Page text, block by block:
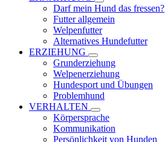
Darf mein Hund das fressen?
Futter allgemein
Welpenfutter
Alternatives Hundefutter
ERZIEHUNG
Grunderziehung
Welpenerziehung
Hundesport und Übungen
Problemhund
VERHALTEN
Körpersprache
Kommunikation
Persönlichkeit von Hunden